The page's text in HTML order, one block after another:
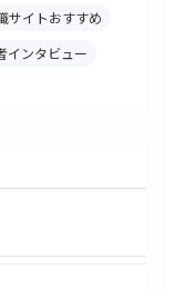
サイトおすすめ
インタビュー